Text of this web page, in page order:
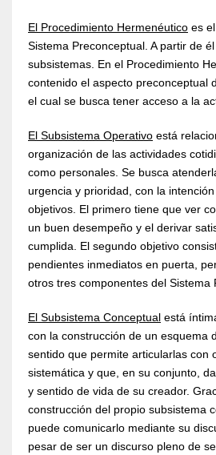
El Procedimiento Hermenéutico es
Sistema Preconceptual. A partir de
subsistemas. En el Procedimiento
contenido el aspecto preconceptual
el cual se busca tener acceso a la
El Subsistema Operativo está
organización de las actividades
como personales. Se busca
urgencia y prioridad, con la
objetivos. El primero tiene que ver
un buen desempeño y el derivar
cumplida. El segundo objetivo
pendientes inmediatos en puerta,
otros tres componentes del Sistema
El Subsistema Conceptual está
con la construcción de un esquema
sentido que permite articularlas con
sistemática y que, en su conjunto,
y sentido de vida de su creador.
construcción del propio subsistema
puede comunicarlo mediante su
pesar de ser un discurso pleno de